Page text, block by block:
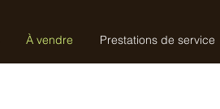
À vendre Prestations de service